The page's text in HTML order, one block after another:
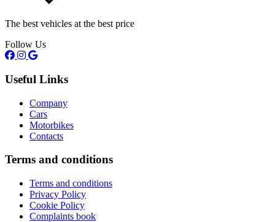
The best vehicles at the best price
Follow Us
Useful Links
Company
Cars
Motorbikes
Contacts
Terms and conditions
Terms and conditions
Privacy Policy
Cookie Policy
Complaints book